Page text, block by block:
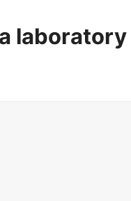
laboratory